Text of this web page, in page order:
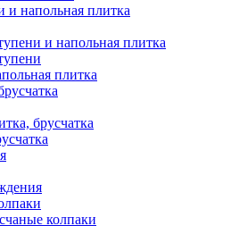
и напольная плитка
и напольная плитка
плитка
брусчатка
колпаки